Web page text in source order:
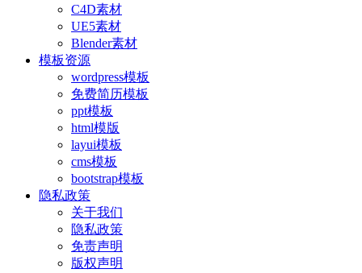
C4D素材
UE5素材
Blender素材
模板资源
wordpress模板
免费简历模板
ppt模板
html模版
layui模板
cms模板
bootstrap模板
隐私政策
关于我们
隐私政策
免责声明
版权声明